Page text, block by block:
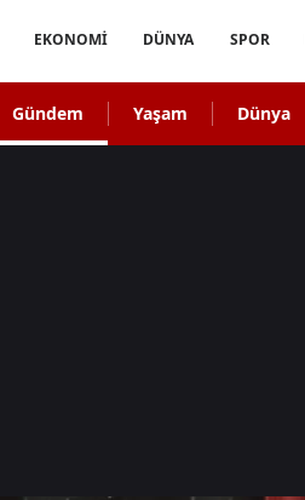
EKONOMİ DÜNYA SPOR
Gündem Yaşam Dünya